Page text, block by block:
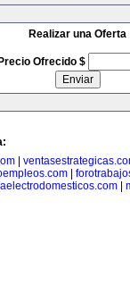
Realizar una Oferta
Precio Ofrecido $
|
|
|